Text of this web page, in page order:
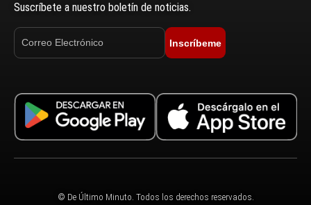
Suscríbete a nuestro boletín de noticias.
Inscríbeme
© De Último Minuto. Todos los derechos reservados.